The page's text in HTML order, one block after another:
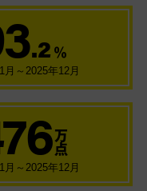
.2 ％
月～2025年12月
万
点
月～2025年12月